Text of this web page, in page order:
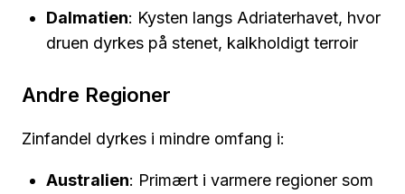
Dalmatien: Kysten langs Adriaterhavet, hvor
druen dyrkes på stenet, kalkholdigt terroir
Andre Regioner
Zinfandel dyrkes i mindre omfang i:
Australien: Primært i varmere regioner som